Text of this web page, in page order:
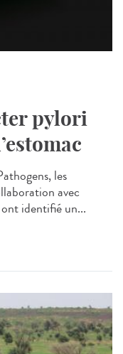
pylori
les
avec
identifié un...